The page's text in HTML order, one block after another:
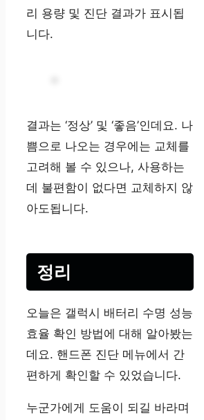
리 용량 및 진단 결과가 표시됩
니다.
결과는 ‘정상’ 및 ‘좋음’인데요. 나
쁨으로 나오는 경우에는 교체를
고려해 볼 수 있으나, 사용하는
데 불편함이 없다면 교체하지 않
아도됩니다.
정리
오늘은 갤럭시 배터리 수명 성능
효율 확인 방법에 대해 알아봤는
데요. 핸드폰 진단 메뉴에서 간
편하게 확인할 수 있었습니다.
누군가에게 도움이 되길 바라며